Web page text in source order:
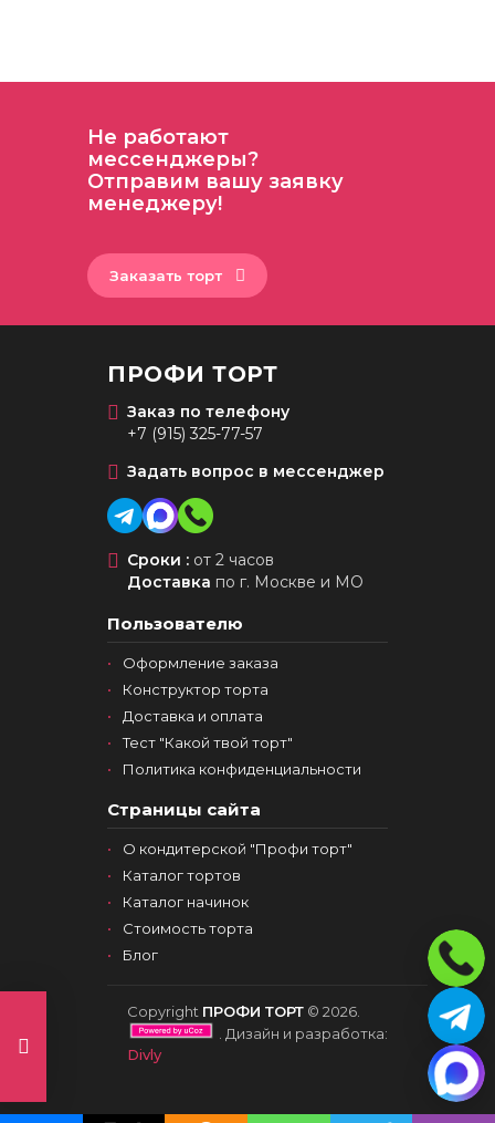
Не работают
мессенджеры?
Отправим вашу заявку
менеджеру!
Заказать торт
ПРОФИ ТОРТ
Заказ по телефону
+7 (915) 325-77-57
Задать вопрос в мессенджер
Сроки : от 2 часов
Доставка по г. Москве и МО
Пользователю
Оформление заказа
Конструктор торта
Доставка и оплата
Тест "Какой твой торт"
Политика конфиденциальности
Страницы сайта
О кондитерской "Профи торт"
Каталог тортов
Каталог начинок
Стоимость торта
Блог
Copyright ПРОФИ ТОРТ © 2026.
. Дизайн и разработка:
Divly